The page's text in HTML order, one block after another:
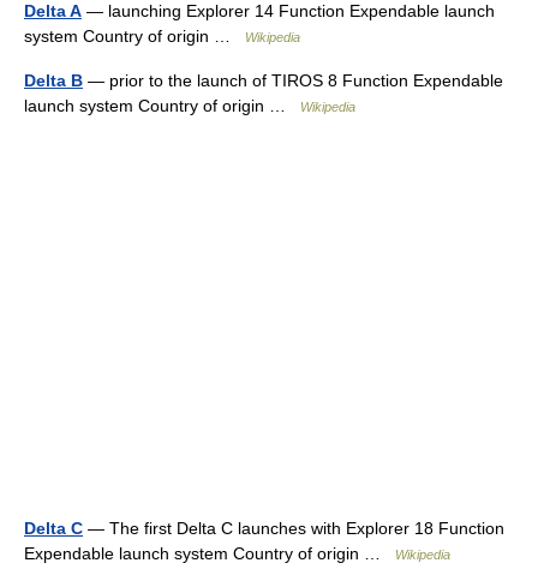
Delta A — launching Explorer 14 Function Expendable launch
system Country of origin …
Wikipedia
Delta B — prior to the launch of TIROS 8 Function Expendable
launch system Country of origin …
Wikipedia
Delta C — The first Delta C launches with Explorer 18 Function
Expendable launch system Country of origin …
Wikipedia